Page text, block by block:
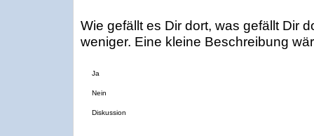
Wie gefällt es Dir dort, was gefällt Dir
weniger. Eine kleine Beschreibung
Ja
Nein
Diskussion